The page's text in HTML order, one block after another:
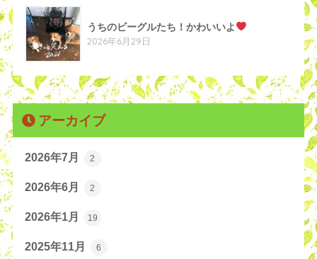
うちのビーグルたち！かわいいよ
2026年6月29日
アーカイブ
2026年7月 2
2026年6月 2
2026年1月 19
2025年11月 6